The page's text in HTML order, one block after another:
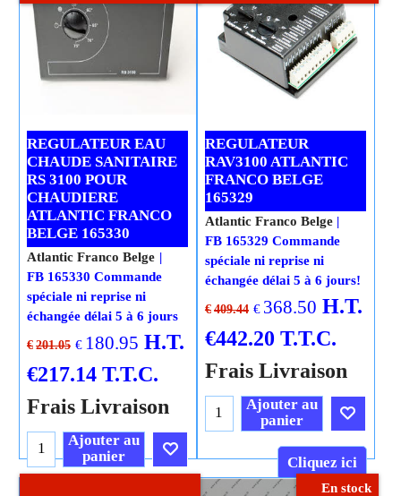
REGULATEUR EAU
CHAUDE SANITAIRE
RS 3100 POUR
CHAUDIERE
ATLANTIC FRANCO
BELGE 165330
€ 201.05 € 180.95 H.T.
€217.14 T.T.C.
Frais Livraison
Atlantic Franco Belge
FB 165330 Commande
spéciale ni reprise ni
échangée délai 5 à 6 jours
Ajouter au
panier
REGULATEUR
RAV3100 ATLANTIC
FRANCO BELGE
165329
€ 409.44 € 368.50 H.T.
€442.20 T.T.C.
Frais Livraison
Atlantic Franco Belge
FB 165329 Commande
spéciale ni reprise ni
échangée délai 5 à 6 jours!
Ajouter au
panier
Cliquez ici
En stock